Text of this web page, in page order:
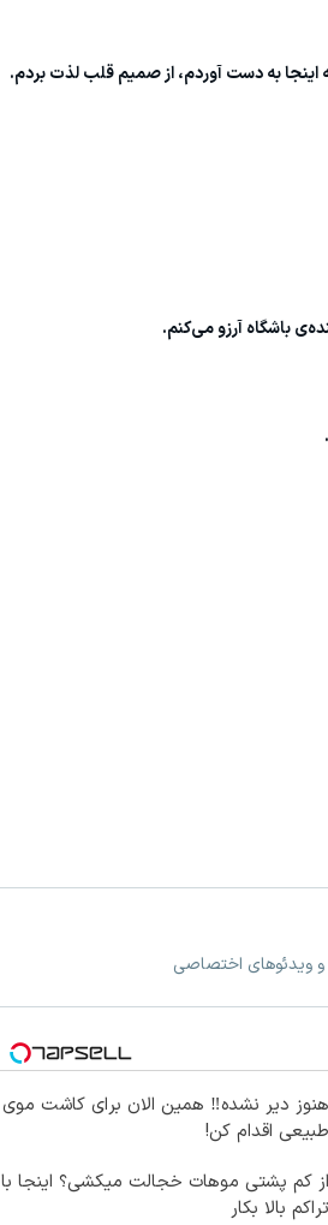
اینجا به دست آوردم، از صمیم قلب لذت بردم.
باشگاه آرزو می‌کنم.
و ویدئوهای اختصاصی
هنوز دیر نشده‼️ همین الان برای کاشت موی
طبیعی اقدام کن!
از کم پشتی موهات خجالت میکشی؟ اینجا با
تراکم بالا بکار